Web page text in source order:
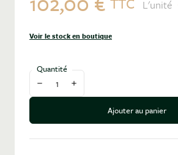
L'unité
Voir le stock en boutique
Quantité
Diminuer la quantité
Augmenter la quantité
Ajouter au panier